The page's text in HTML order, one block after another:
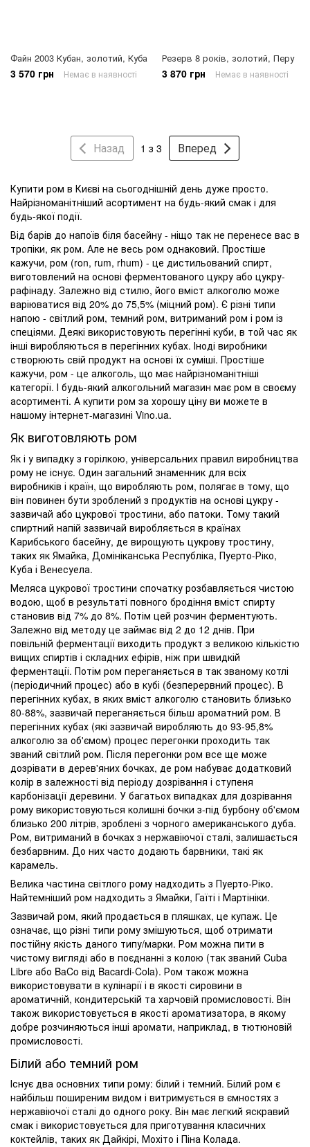
Файн 2003 Кубан, золотий, Куба
3 570 грн Немає в наявності
Резерв 8 років, золотий, Перу
3 870 грн Немає в наявності
Назад 1 з 3 Вперед
Купити ром в Києві на сьогоднішній день дуже просто.
Найрізноманітніший асортимент на будь-який смак і для
будь-якої події.
Від барів до напоїв біля басейну - ніщо так не перенесе вас в
тропіки, як ром. Але не весь ром однаковий. Простіше
кажучи, ром (ron, rum, rhum) - це дистильований спирт,
виготовлений на основі ферментованого цукру або цукру-
рафінаду. Залежно від стилю, його вміст алкоголю може
варіюватися від 20% до 75,5% (міцний ром). Є різні типи
напою - світлий ром, темний ром, витриманий ром і ром із
спеціями. Деякі використовують перегінні куби, в той час як
інші виробляються в перегінних кубах. Іноді виробники
створюють свій продукт на основі їх суміші. Простіше
кажучи, ром - це алкоголь, що має найрізноманітніші
категорії. І будь-який алкогольний магазин має ром в своєму
асортименті. А купити ром за хорошу ціну ви можете в
нашому інтернет-магазині Vino.ua.
Як виготовляють ром
Як і у випадку з горілкою, універсальних правил виробництва
рому не існує. Один загальний знаменник для всіх
виробників і країн, що виробляють ром, полягає в тому, що
він повинен бути зроблений з продуктів на основі цукру -
зазвичай або цукрової тростини, або патоки. Тому такий
спиртний напій зазвичай виробляється в країнах
Карибського басейну, де вирощують цукрову тростину,
таких як Ямайка, Домініканська Республіка, Пуерто-Ріко,
Куба і Венесуела.
Меляса цукрової тростини спочатку розбавляється чистою
водою, щоб в результаті повного бродіння вміст спирту
становив від 7% до 8%. Потім цей розчин ферментують.
Залежно від методу це займає від 2 до 12 днів. При
повільній ферментації виходить продукт з великою кількістю
вищих спиртів і складних ефірів, ніж при швидкій
ферментації. Потім ром переганяється в так званому котлі
(періодичний процес) або в кубі (безперервний процес). В
перегінних кубах, в яких вміст алкоголю становить близько
80-88%, зазвичай переганяється більш ароматний ром. В
перегінних кубах (які зазвичай виробляють до 93-95,8%
алкоголю за об'ємом) процес перегонки проходить так
званий світлий ром. Після перегонки ром все ще може
дозрівати в дерев'яних бочках, де ром набуває додатковий
колір в залежності від періоду дозрівання і ступеня
карбонізації деревини. У багатьох випадках для дозрівання
рому використовуються колишні бочки з-під бурбону об'ємом
близько 200 літрів, зроблені з чорного американського дуба.
Ром, витриманий в бочках з нержавіючої сталі, залишається
безбарвним. До них часто додають барвники, такі як
карамель.
Велика частина світлого рому надходить з Пуерто-Ріко.
Найтемніший ром надходить з Ямайки, Гаїті і Мартініки.
Зазвичай ром, який продається в пляшках, це купаж. Це
означає, що різні типи рому змішуються, щоб отримати
постійну якість даного типу/марки. Ром можна пити в
чистому вигляді або в поєднанні з колою (так званий Cuba
Libre або BaCo від Bacardi-Cola). Ром також можна
використовувати в кулінарії і в якості сировини в
ароматичній, кондитерській та харчовій промисловості. Він
також використовується в якості ароматизатора, в якому
добре розчиняються інші аромати, наприклад, в тютюновій
промисловості.
Білий або темний ром
Існує два основних типи рому: білий і темний. Білий ром є
найбільш поширеним видом і витримується в ємностях з
нержавіючої сталі до одного року. Він має легкий яскравий
смак і використовується для приготування класичних
коктейлів, таких як Дайкірі, Мохіто і Піна Колада.